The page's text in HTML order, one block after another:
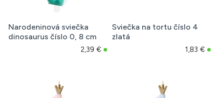
Narodeninová sviečka
dinosaurus číslo 0, 8 cm
2,39 €
Sviečka na tortu číslo 4
zlatá
1,83 €